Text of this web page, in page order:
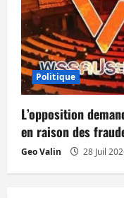
Politique
L’opposition
en raison des
Geo Valin 28 Juil